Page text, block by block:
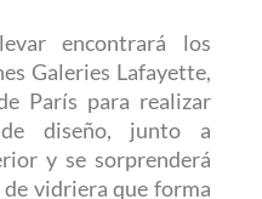
encontrará los
Galeries Lafayette,
París para realizar
diseño, junto a
y se sorprenderá
vidriera que forma